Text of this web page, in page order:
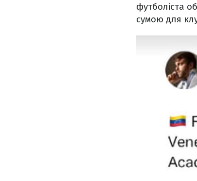
футболіста
сумою для